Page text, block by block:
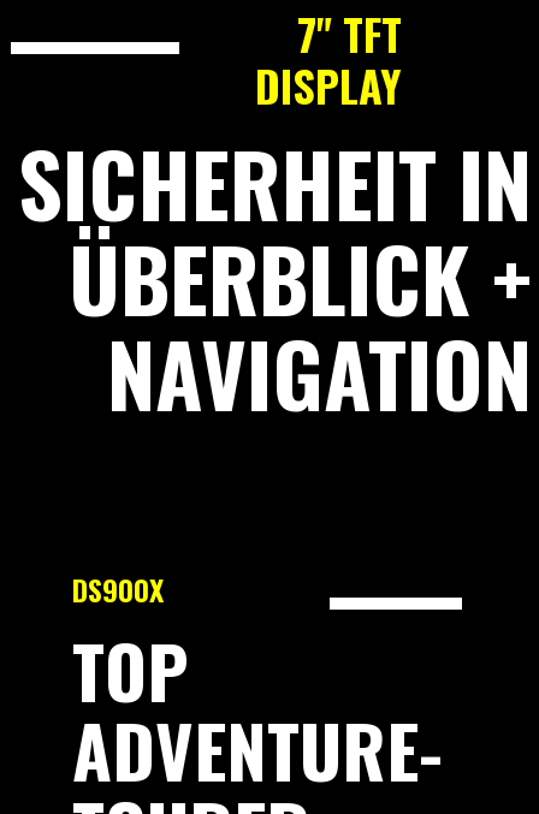
7" TFT
DISPLAY
SICHERHEIT IN
ÜBERBLICK +
NAVIGATION
DS900X
TOP
ADVENTURE-